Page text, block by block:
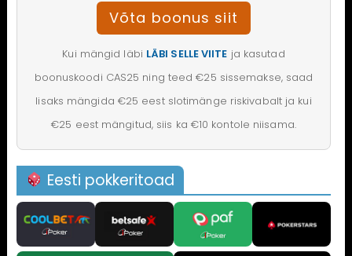
Võta boonus siit
Kui mängid läbi LÄBI SELLE VIITE ja kasutad
boonuskoodi CAS25 ning teed €25 sissemakse, saad
lisaks mängida €25 eest slotimänge riskivabalt ja kui
€25 eest mängitud, siis ka €10 kontole niisama.
Eesti pokkeritoad